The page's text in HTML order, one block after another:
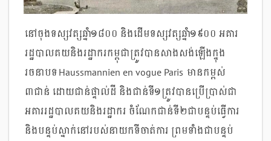
នៅចុងទស្សវត្សឆ្នាំ១៨០០ និងដើមទស្សវត្សឆ្នាំ១៩០០ អគារ
រដ្ឋបាលគយនិងរដ្ឋាករកម្ពុជាត្រូវបានសាងសង់ឡើងក្នុង
រចនាបទ Haussmannien en vogue Paris មានកម្ពស់
៣ជាន់ ដោយជាន់ផ្ទាល់ដី និងជាន់ទី១ត្រូវបានប្រើប្រាស់ជា
អគាររដ្ឋបាលគយនិងរដ្ឋាករ ចំណែកជាន់ទី២ជាបន្ទប់ធ្វើការ
និងបន្ទប់ស្នាក់នៅរបស់នាយកទីចាត់ការ ព្រមទាំងជាបន្ទប់